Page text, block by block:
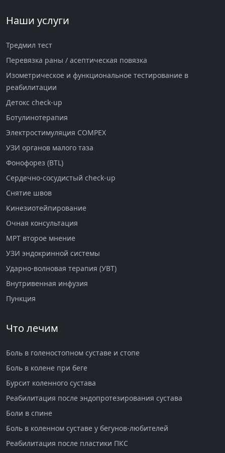
Наши услуги
Тредмил тест
Перевязка раны / асептическая повязка
Изометрическое и функциональное тестирование в
реабилитации
Детокс check-up
Ботулинотерапия
Электростимуляция COMPEX
УЗИ органов малого таза
Фонофорез (BTL)
Сердечно-сосудистый check-up
Снятие швов
Кинезиотейпирование
Очная консультация
МРТ второе мнение
УЗИ эндокринной системы
Ударно-волновая терапия (УВТ)
Внутривенная инфузия
Пункция
Что лечим
Боль в голеностопном суставе и стопе
Боль в колене при беге
Бурсит коленного сустава
Реабилитация после эндопротезирования сустава
Боли в спине
Боль в коленном суставе у бегунов-любителей
Реабилитация после пластики ПКС